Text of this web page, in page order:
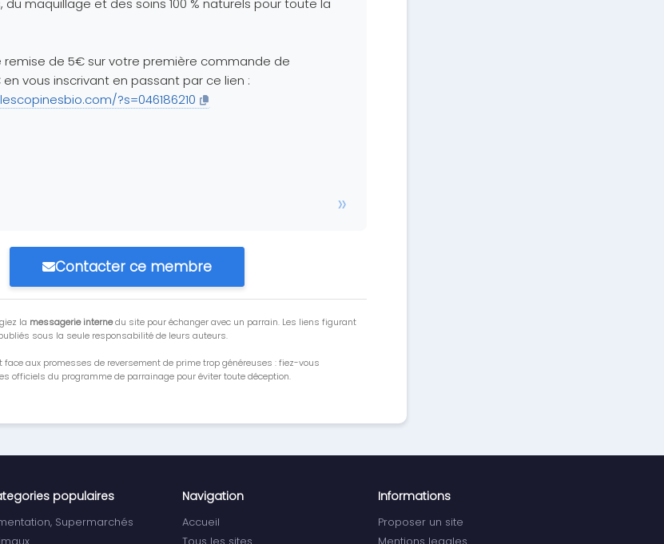
du maquillage et des soins 100 % naturels pour toute la
remise de 5€ sur votre première commande de
en vous inscrivant en passant par ce lien :
?s=046186210
Contacter ce membre
la messagerie internedu site pour échanger avec un parrain. Les liens figurant
sous la seule responsabilité de leurs auteurs.
face aux promesses de reversement de prime trop généreuses : fiez-vous
officiels du programme de parrainage pour éviter toute déception.
populaires
Supermarchés
Navigation
Accueil
Informations
Proposer un site